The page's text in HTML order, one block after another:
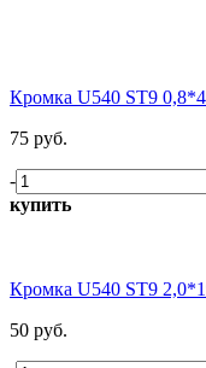
Кромка U540 ST9
75 руб.
-
купить
Кромка U540 ST9
50 руб.